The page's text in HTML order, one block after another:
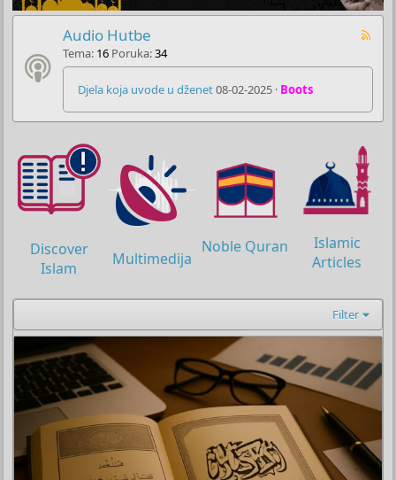
Audio Hutbe
Tema 16 Poruka 34
Djela koja uvode u dženet08-02-2025 Boots
Discover
Islam
Multimedija
Noble Quran
Islamic
Articles
Filter